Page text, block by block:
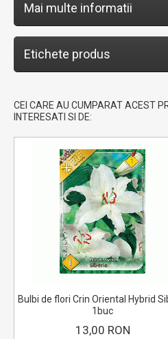
Mai multe informatii
Etichete produs
CEI CARE AU CUMPARAT ACEST
INTERESATI SI DE:
Bulbi de flori Crin Oriental Hybrid
1buc
13,00 RON